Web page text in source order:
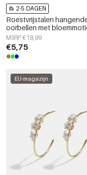
2-5 DAGEN
Roestvrijstalen
oorbellen met
eenvoudige, alledaagse
eenvoudige serie voor
MSRP €18,99
€5,75
EU-magazijn